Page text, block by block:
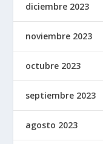
diciembre 2023
noviembre 2023
octubre 2023
septiembre 2023
agosto 2023